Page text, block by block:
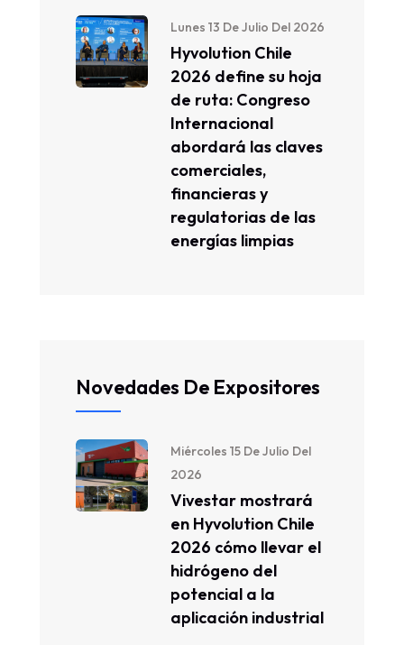
Lunes 13 De Julio Del 2026
Hyvolution Chile
2026 define su hoja
de ruta: Congreso
Internacional
abordará las claves
comerciales,
financieras y
regulatorias de las
energías limpias
Novedades De Expositores
Miércoles 15 De Julio Del
2026
Vivestar mostrará
en Hyvolution Chile
2026 cómo llevar el
hidrógeno del
potencial a la
aplicación industrial